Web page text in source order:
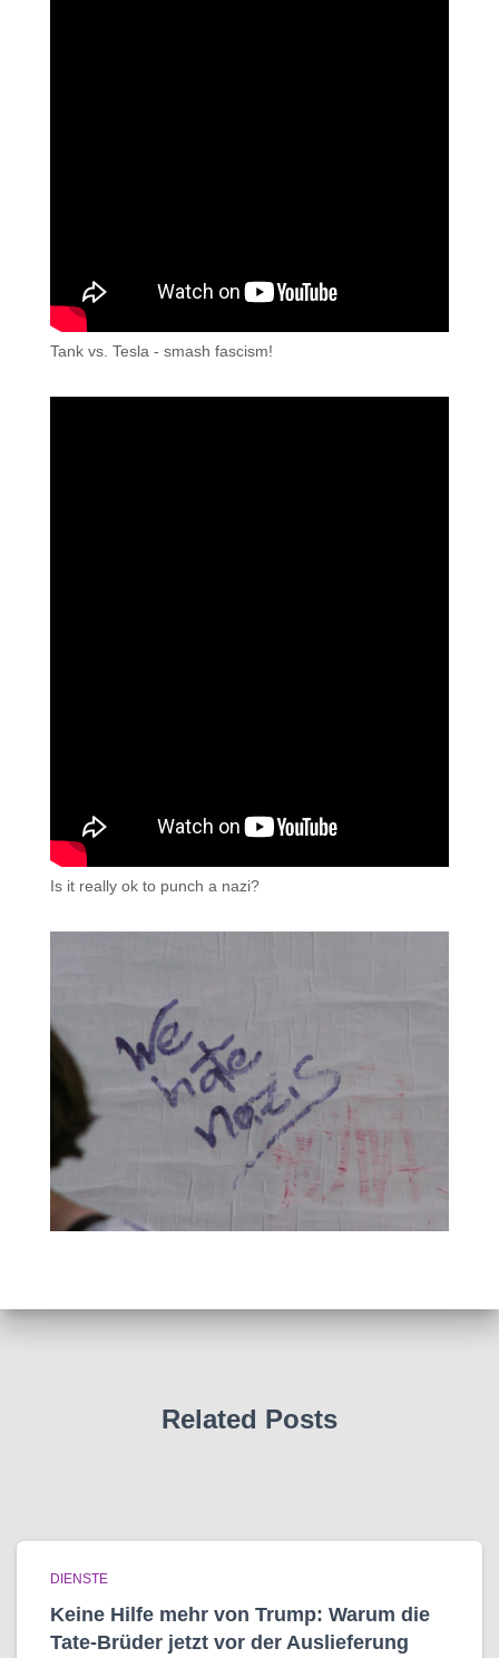
Tank vs. Tesla - smash fascism!
Is it really ok to punch a nazi?
Related Posts
DIENSTE
Keine Hilfe mehr von Trump: Warum die
Tate-Brüder jetzt vor der Auslieferung